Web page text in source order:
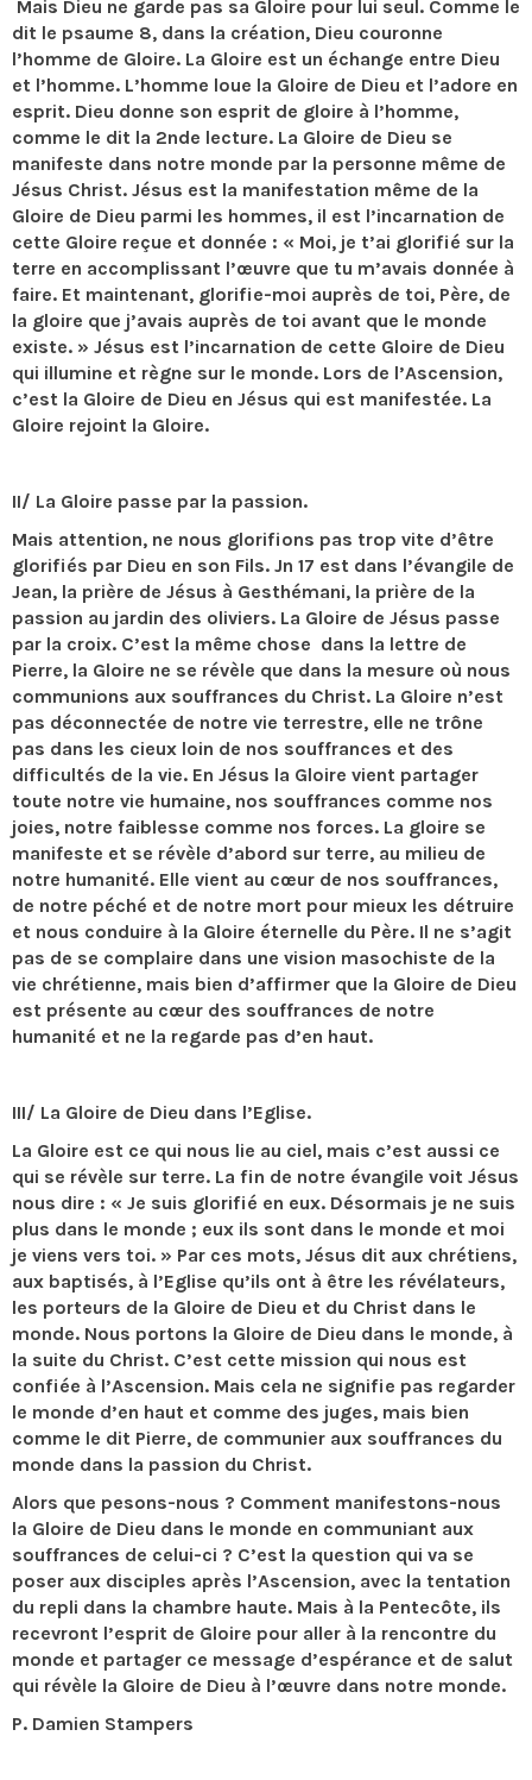
Mais Dieu ne garde pas sa Gloire pour lui seul. Comme le
dit le psaume 8, dans la création, Dieu couronne
l’homme de Gloire. La Gloire est un échange entre Dieu
et l’homme. L’homme loue la Gloire de Dieu et l’adore en
esprit. Dieu donne son esprit de gloire à l’homme,
comme le dit la 2nde lecture. La Gloire de Dieu se
manifeste dans notre monde par la personne même de
Jésus Christ. Jésus est la manifestation même de la
Gloire de Dieu parmi les hommes, il est l’incarnation de
cette Gloire reçue et donnée : « Moi, je t’ai glorifié sur la
terre en accomplissant l’œuvre que tu m’avais donnée à
faire. Et maintenant, glorifie-moi auprès de toi, Père, de
la gloire que j’avais auprès de toi avant que le monde
existe. » Jésus est l’incarnation de cette Gloire de Dieu
qui illumine et règne sur le monde. Lors de l’Ascension,
c’est la Gloire de Dieu en Jésus qui est manifestée. La
Gloire rejoint la Gloire.
II/ La Gloire passe par la passion.
Mais attention, ne nous glorifions pas trop vite d’être
glorifiés par Dieu en son Fils. Jn 17 est dans l’évangile de
Jean, la prière de Jésus à Gesthémani, la prière de la
passion au jardin des oliviers. La Gloire de Jésus passe
par la croix. C’est la même chose dans la lettre de
Pierre, la Gloire ne se révèle que dans la mesure où nous
communions aux souffrances du Christ. La Gloire n’est
pas déconnectée de notre vie terrestre, elle ne trône
pas dans les cieux loin de nos souffrances et des
difficultés de la vie. En Jésus la Gloire vient partager
toute notre vie humaine, nos souffrances comme nos
joies, notre faiblesse comme nos forces. La gloire se
manifeste et se révèle d’abord sur terre, au milieu de
notre humanité. Elle vient au cœur de nos souffrances,
de notre péché et de notre mort pour mieux les détruire
et nous conduire à la Gloire éternelle du Père. Il ne s’agit
pas de se complaire dans une vision masochiste de la
vie chrétienne, mais bien d’affirmer que la Gloire de Dieu
est présente au cœur des souffrances de notre
humanité et ne la regarde pas d’en haut.
III/ La Gloire de Dieu dans l’Eglise.
La Gloire est ce qui nous lie au ciel, mais c’est aussi ce
qui se révèle sur terre. La fin de notre évangile voit Jésus
nous dire : « Je suis glorifié en eux. Désormais je ne suis
plus dans le monde ; eux ils sont dans le monde et moi
je viens vers toi. » Par ces mots, Jésus dit aux chrétiens,
aux baptisés, à l’Eglise qu’ils ont à être les révélateurs,
les porteurs de la Gloire de Dieu et du Christ dans le
monde. Nous portons la Gloire de Dieu dans le monde, à
la suite du Christ. C’est cette mission qui nous est
confiée à l’Ascension. Mais cela ne signifie pas regarder
le monde d’en haut et comme des juges, mais bien
comme le dit Pierre, de communier aux souffrances du
monde dans la passion du Christ.
Alors que pesons-nous ? Comment manifestons-nous
la Gloire de Dieu dans le monde en communiant aux
souffrances de celui-ci ? C’est la question qui va se
poser aux disciples après l’Ascension, avec la tentation
du repli dans la chambre haute. Mais à la Pentecôte, ils
recevront l’esprit de Gloire pour aller à la rencontre du
monde et partager ce message d’espérance et de salut
qui révèle la Gloire de Dieu à l’œuvre dans notre monde.
P. Damien Stampers